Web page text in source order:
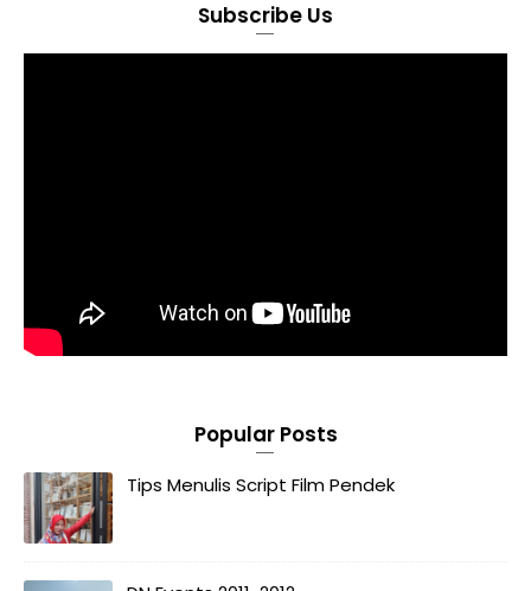
Subscribe Us
Popular Posts
Tips Menulis Script Film Pendek